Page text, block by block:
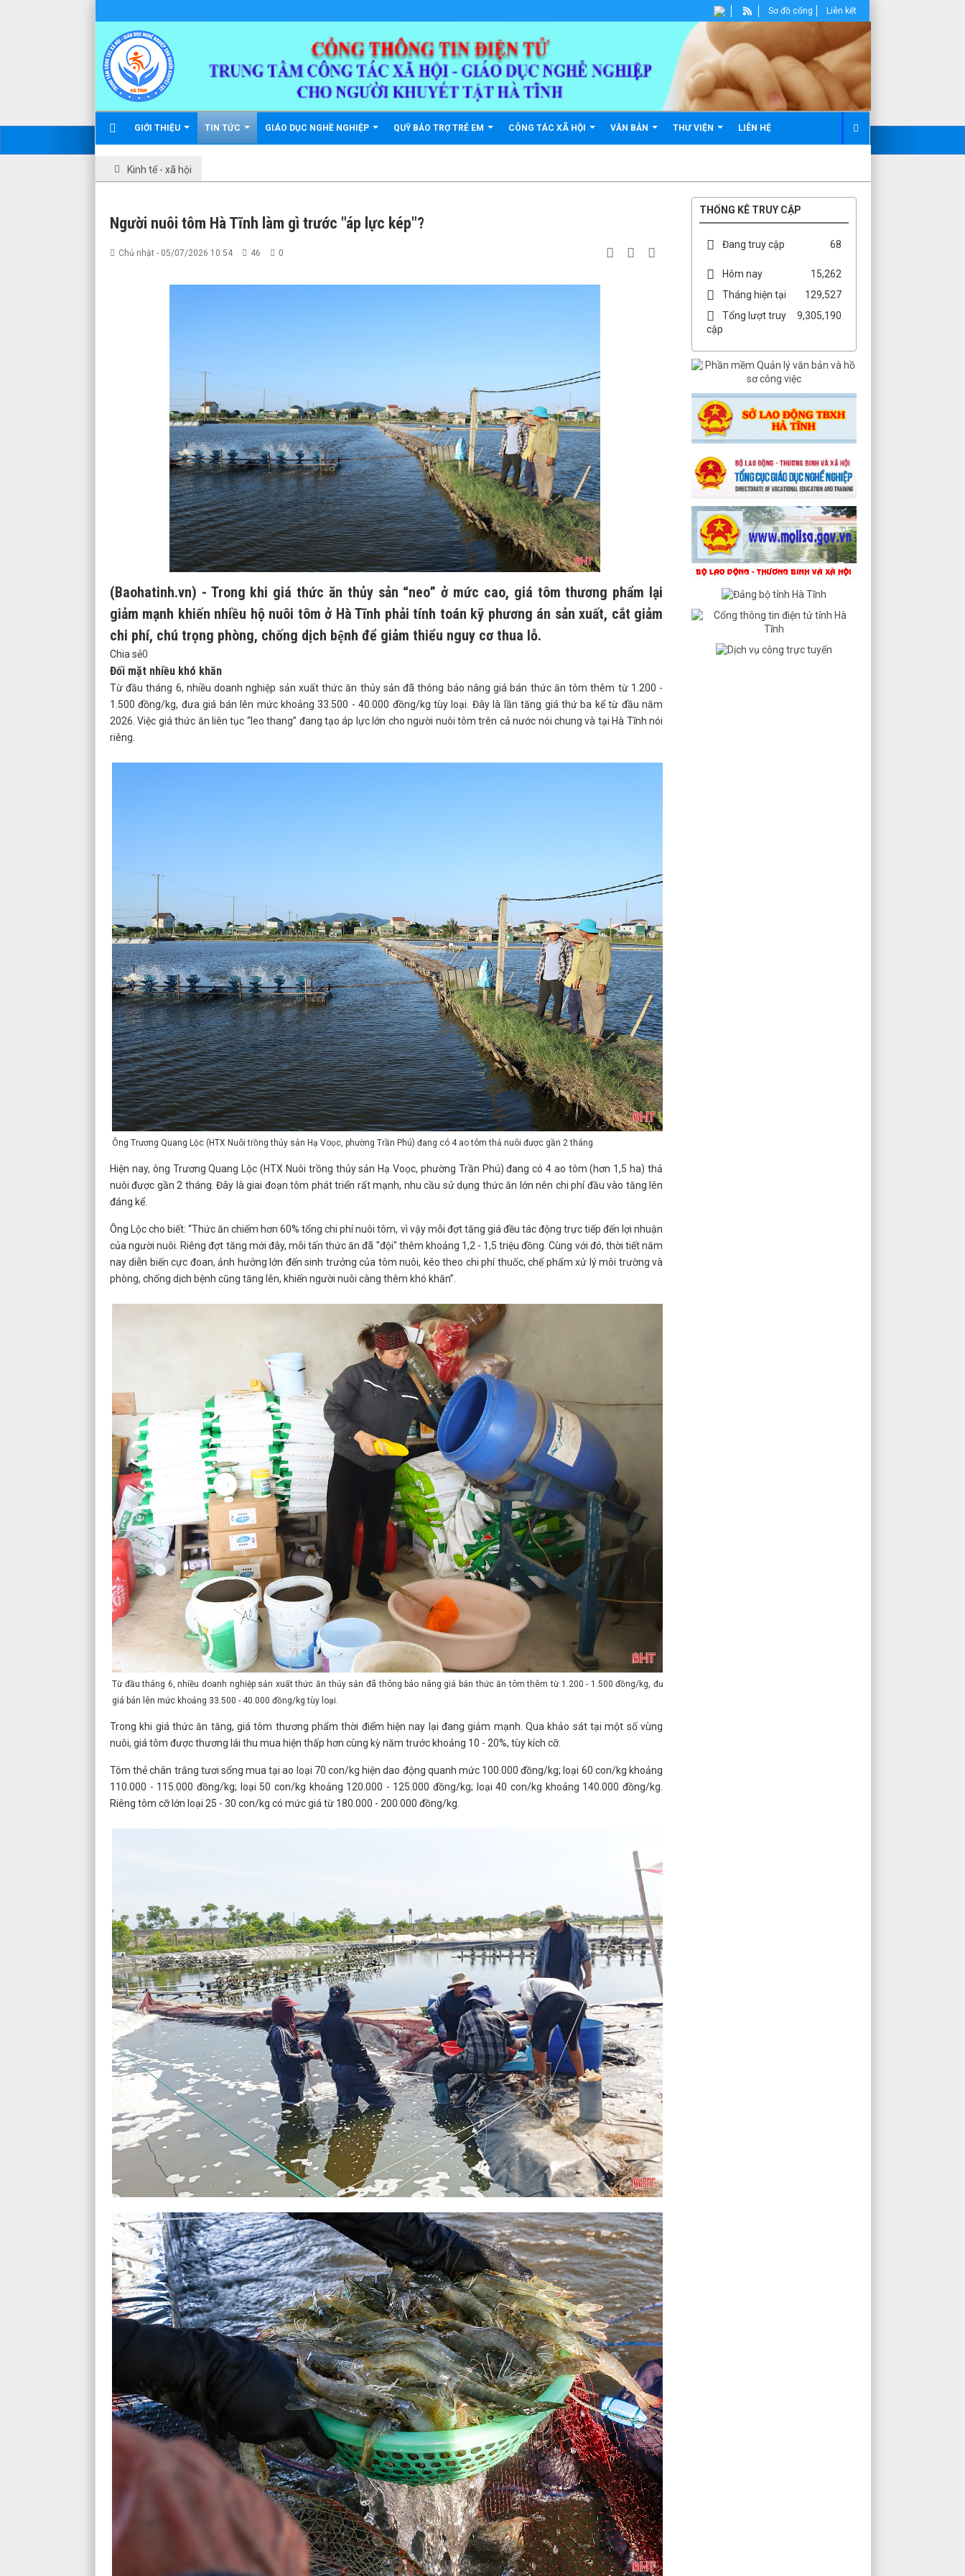
GIỚI THIỆU TIN TỨC GIÁO DỤC NGHỀ NGHIỆP QUỸ BẢO TRỢ TRẺ EM CÔNG TÁC XÃ HỘI VĂN BẢN THƯ VIỆN LIÊN HỆ
Sơ đồ cổng Liên kết
Kinh tế - xã hội
Người nuôi tôm Hà Tĩnh làm gì trước "áp lực kép"?
Chủ nhật - 05/07/2026 10:54 46 0
(Baohatinh.vn) - Trong khi giá thức ăn thủy sản “neo” ở mức cao, giá tôm thương phẩm lại
giảm mạnh khiến nhiều hộ nuôi tôm ở Hà Tĩnh phải tính toán kỹ phương án sản xuất, cắt giảm
chi phí, chú trọng phòng, chống dịch bệnh để giảm thiểu nguy cơ thua lỗ.
Chia sẻ0
Đối mặt nhiều khó khăn
Từ đầu tháng 6, nhiều doanh nghiệp sản xuất thức ăn thủy sản đã thông báo nâng giá bán thức ăn tôm thêm từ 1.200 -
1.500 đồng/kg, đưa giá bán lên mức khoảng 33.500 - 40.000 đồng/kg tùy loại. Đây là lần tăng giá thứ ba kể từ đầu năm
2026. Việc giá thức ăn liên tục “leo thang” đang tạo áp lực lớn cho người nuôi tôm trên cả nước nói chung và tại Hà Tĩnh nói
riêng.
Ông Trương Quang Lộc (HTX Nuôi trồng thủy sản Hạ Voọc, phường Trần Phú) đang có 4 ao tôm thả nuôi được gần 2 tháng
Hiện nay, ông Trương Quang Lộc (HTX Nuôi trồng thủy sản Hạ Voọc, phường Trần Phú) đang có 4 ao tôm (hơn 1,5 ha) thả
nuôi được gần 2 tháng. Đây là giai đoạn tôm phát triển rất mạnh, nhu cầu sử dụng thức ăn lớn nên chi phí đầu vào tăng lên
đáng kể.
Ông Lộc cho biết: “Thức ăn chiếm hơn 60% tổng chi phí nuôi tôm, vì vậy mỗi đợt tăng giá đều tác động trực tiếp đến lợi nhuận
của người nuôi. Riêng đợt tăng mới đây, mỗi tấn thức ăn đã "đội" thêm khoảng 1,2 - 1,5 triệu đồng. Cùng với đó, thời tiết năm
nay diễn biến cực đoan, ảnh hưởng lớn đến sinh trưởng của tôm nuôi, kéo theo chi phí thuốc, chế phẩm xử lý môi trường và
phòng, chống dịch bệnh cũng tăng lên, khiến người nuôi càng thêm khó khăn”.
Từ đầu tháng 6, nhiều doanh nghiệp sản xuất thức ăn thủy sản đã thông báo nâng giá bán thức ăn tôm thêm từ 1.200 - 1.500 đồng/kg, đưa
giá bán lên mức khoảng 33.500 - 40.000 đồng/kg tùy loại.
Trong khi giá thức ăn tăng, giá tôm thương phẩm thời điểm hiện nay lại đang giảm mạnh. Qua khảo sát tại một số vùng
nuôi, giá tôm được thương lái thu mua hiện thấp hơn cùng kỳ năm trước khoảng 10 - 20%, tùy kích cỡ.
Tôm thẻ chân trắng tươi sống mua tại ao loại 70 con/kg hiện dao động quanh mức 100.000 đồng/kg; loại 60 con/kg khoảng
110.000 - 115.000 đồng/kg; loại 50 con/kg khoảng 120.000 - 125.000 đồng/kg; loại 40 con/kg khoảng 140.000 đồng/kg.
Riêng tôm cỡ lớn loại 25 - 30 con/kg có mức giá từ 180.000 - 200.000 đồng/kg.
THỐNG KÊ TRUY CẬP
Đang truy cập 68
Hôm nay
15,262
Tháng hiện tại
129,527
Tổng lượt truy
cập
9,305,190